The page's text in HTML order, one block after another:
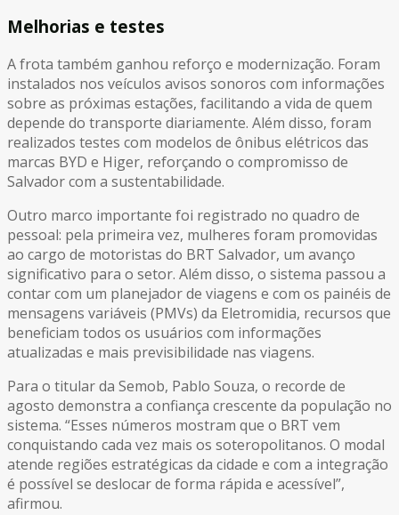
Melhorias e testes
A frota também ganhou reforço e modernização. Foram
instalados nos veículos avisos sonoros com informações
sobre as próximas estações, facilitando a vida de quem
depende do transporte diariamente. Além disso, foram
realizados testes com modelos de ônibus elétricos das
marcas BYD e Higer, reforçando o compromisso de
Salvador com a sustentabilidade.
Outro marco importante foi registrado no quadro de
pessoal: pela primeira vez, mulheres foram promovidas
ao cargo de motoristas do BRT Salvador, um avanço
significativo para o setor. Além disso, o sistema passou a
contar com um planejador de viagens e com os painéis de
mensagens variáveis (PMVs) da Eletromidia, recursos que
beneficiam todos os usuários com informações
atualizadas e mais previsibilidade nas viagens.
Para o titular da Semob, Pablo Souza, o recorde de
agosto demonstra a confiança crescente da população no
sistema. “Esses números mostram que o BRT vem
conquistando cada vez mais os soteropolitanos. O modal
atende regiões estratégicas da cidade e com a integração
é possível se deslocar de forma rápida e acessível”,
afirmou.